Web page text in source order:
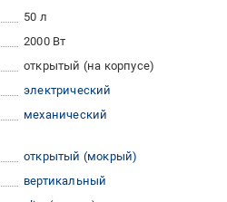
50 л
2000 Вт
открытый (на корпусе)
электрический
механический
открытый (мокрый)
вертикальный